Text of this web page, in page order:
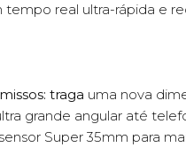
real ultra-rápida e
traga uma nova
grande angular até
Super 35mm para